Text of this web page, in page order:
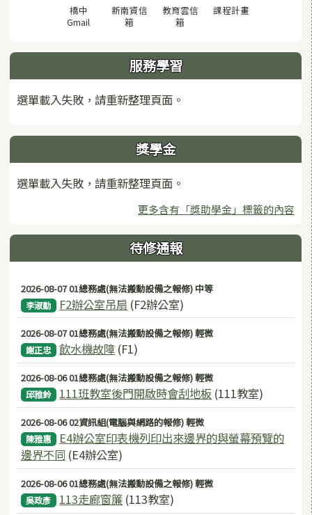
橋中
Gmail (另開視窗)
新南資信
箱
教育雲信
箱
課程計畫(另開視窗)
服務學習
選單載入失敗，請重新整理頁面。
獎學金
選單載入失敗，請重新整理頁面。
更多含有「獎助學金」標籤的內容
待修通報
2026-08-07 01總務處(無法搬動設備之報修) 中等
李淑勤 F2辦公室吊扇 (F2辦公室)
2026-08-07 01總務處(無法搬動設備之報修) 輕微
謝正忠 飲水機故障 (F1)
2026-08-06 01總務處(無法搬動設備之報修) 輕微
邱雅鈴 111班教室後門開啟時會刮地板 (111教室)
2026-08-06 02資訊組(電腦與網路的報修) 輕微
陳雅惠
E4辦公室印表機列印出來邊界的與螢幕預覽的
邊界不同 (E4辦公室)
2026-08-06 01總務處(無法搬動設備之報修) 輕微
吳政彥 113走廊窗簾 (113教室)